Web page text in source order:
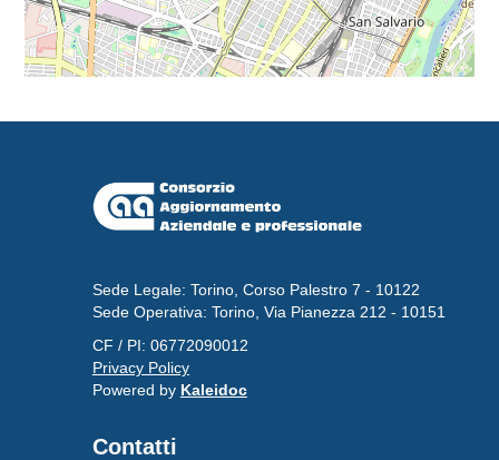
Sede Legale: Torino, Corso Palestro 7 - 10122
Sede Operativa: Torino, Via Pianezza 212 - 10151
CF / PI: 06772090012
Privacy Policy
Powered by Kaleidoc
Contatti